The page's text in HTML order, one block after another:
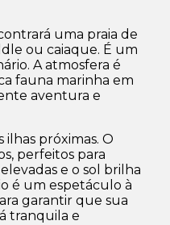
uma praia de
ou caiaque. É um
A atmosfera é
fauna marinha em
aventura e
ilhas próximas. O
perfeitos para
e o sol brilha
é um espetáculo à
garantir que sua
tranquila e